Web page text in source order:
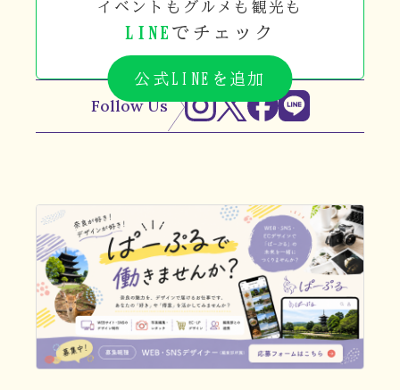
イベントもグルメも観光も
LINE でチェック
公式LINEを追加
Follow Us